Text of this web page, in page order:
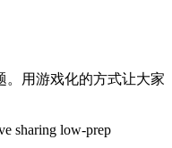
。用游戏化的方式让大家
sharing low-prep